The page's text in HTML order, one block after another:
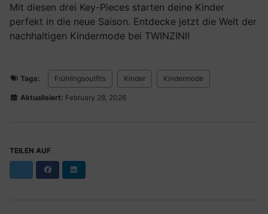
Mit diesen drei Key-Pieces starten deine Kinder
perfekt in die neue Saison. Entdecke jetzt die Welt der
nachhaltigen Kindermode bei TWINZINI!
Tags: Frühlingsoutfits Kinder Kindermode
Aktualisiert: February 28, 2026
TEILEN AUF
Facebook